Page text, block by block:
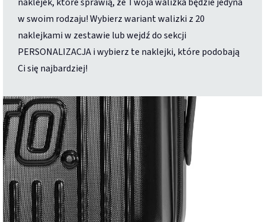
w swoim rodzaju! Wybierz wariant walizki z 20
naklejkami w zestawie lub wejdź do sekcji
PERSONALIZACJA i wybierz te naklejki, które podobają
Ci się najbardziej!